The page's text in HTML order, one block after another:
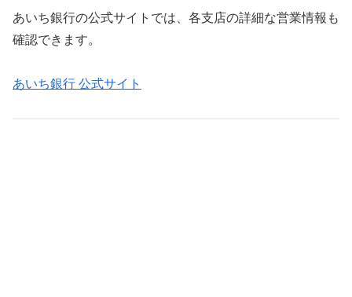
あいち銀行の公式サイトでは、各支店の詳細な営業情報も
確認できます。
あいち銀行 公式サイト